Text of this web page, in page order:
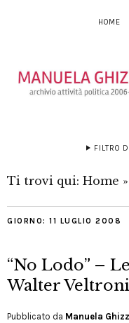
HOME
FILTRO
Ti trovi qui: Home »
GIORNO: 11 LUGLIO 2008
“No Lodo” –
Walter Veltroni
Pubblicato da Manuela